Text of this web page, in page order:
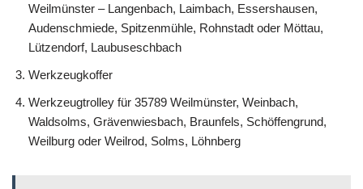
Weilmünster – Langenbach, Laimbach, Essershausen,
Audenschmiede, Spitzenmühle, Rohnstadt oder Möttau,
Lützendorf, Laubuseschbach
Werkzeugkoffer
Werkzeugtrolley für 35789 Weilmünster, Weinbach,
Waldsolms, Grävenwiesbach, Braunfels, Schöffengrund,
Weilburg oder Weilrod, Solms, Löhnberg